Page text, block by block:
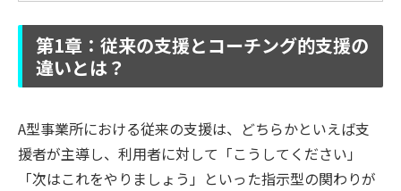
第1章：従来の支援とコーチング的支援の
違いとは？
A型事業所における従来の支援は、どちらかといえば支
援者が主導し、利用者に対して「こうしてください」
「次はこれをやりましょう」といった指示型の関わりが